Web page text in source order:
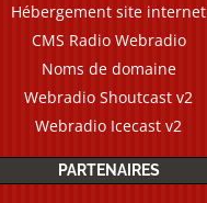
Hébergement site internet
CMS Radio Webradio
Noms de domaine
Webradio Shoutcast v2
Webradio Icecast v2
PARTENAIRES